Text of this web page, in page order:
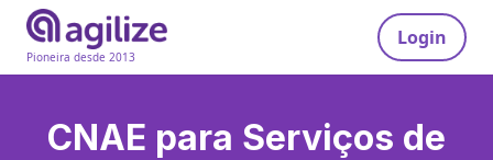
Pioneira desde 2013
Login
CNAE para Serviços de